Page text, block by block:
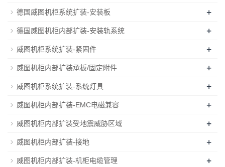
德国威图机柜系统扩装-安装板 +
德国威图机柜内部扩装-安装轨系统 +
威图机柜系统扩装-紧固件 +
威图机柜内部扩装承板/固定附件 +
威图机柜系统扩装-系统灯具 +
威图机柜内部扩装-EMC电磁兼容 +
威图机柜内部扩装受地震威胁区域 +
威图机柜内部扩装-接地 +
威图机柜内部扩装-机柜电缆管理 +